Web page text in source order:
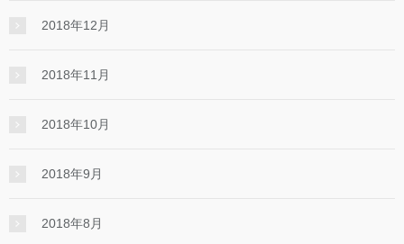
2018年12月
2018年11月
2018年10月
2018年9月
2018年8月